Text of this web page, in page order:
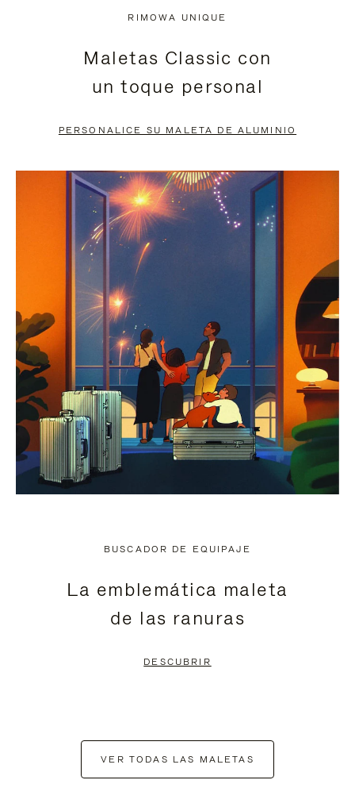
PAUSADO,
PULSE
PARA
ESTÁ
DESACTIVADO:
PULSE
ACTIVARLO.
RIMOWA UNIQUE
Maletas Classic con
un toque personal
PERSONALICE SU MALETA DE ALUMINIO
BUSCADOR DE EQUIPAJE
La emblemática maleta
de las ranuras
DESCUBRIR
VER TODAS LAS MALETAS